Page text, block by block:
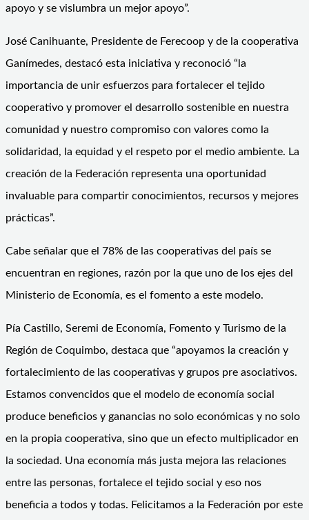
apoyo y se vislumbra un mejor apoyo”.
José Canihuante, Presidente de Ferecoop y de la cooperativa
Ganímedes, destacó esta iniciativa y reconoció “la
importancia de unir esfuerzos para fortalecer el tejido
cooperativo y promover el desarrollo sostenible en nuestra
comunidad y nuestro compromiso con valores como la
solidaridad, la equidad y el respeto por el medio ambiente. La
creación de la Federación representa una oportunidad
invaluable para compartir conocimientos, recursos y mejores
prácticas”.
Cabe señalar que el 78% de las cooperativas del país se
encuentran en regiones, razón por la que uno de los ejes del
Ministerio de Economía, es el fomento a este modelo.
Pía Castillo, Seremi de Economía, Fomento y Turismo de la
Región de Coquimbo, destaca que “apoyamos la creación y
fortalecimiento de las cooperativas y grupos pre asociativos.
Estamos convencidos que el modelo de economía social
produce beneficios y ganancias no solo económicas y no solo
en la propia cooperativa, sino que un efecto multiplicador en
la sociedad. Una economía más justa mejora las relaciones
entre las personas, fortalece el tejido social y eso nos
beneficia a todos y todas. Felicitamos a la Federación por este